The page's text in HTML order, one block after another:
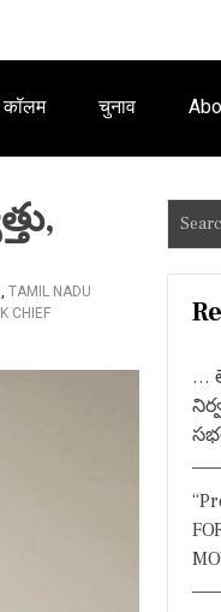
कॉलम चुनाव
, TAMIL NADU
CHIEF
e
a
…